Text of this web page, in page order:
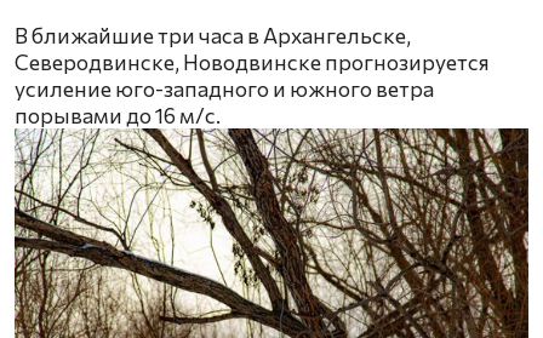
В ближайшие три часа в Архангельске,
Северодвинске, Новодвинске прогнозируется
усиление юго-западного и южного ветра
порывами до 16 м/с.